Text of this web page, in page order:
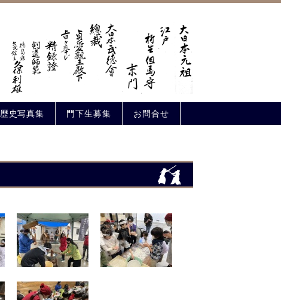
歴史写真集 門下生募集 お問合せ